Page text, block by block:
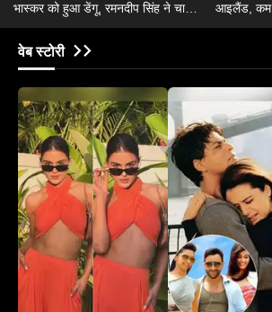
भास्कर को हुआ डेंगू, रमनदीप सिंह ने चार्ली
चौहान से की शादी
आइलैंड, कम
वेब स्टोरी